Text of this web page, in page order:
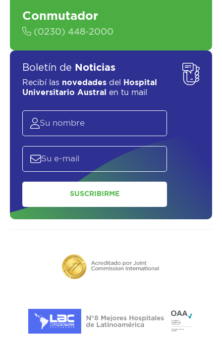
Conmutador
(0230) 448-2000
Boletín de Noticias
Recibí las novedades del
Hospital
Universitario Austral
en tu mail
SUSCRIBIRME